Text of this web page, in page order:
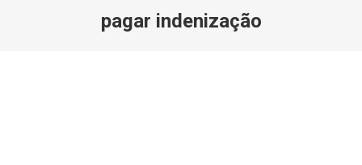
pagar indenização